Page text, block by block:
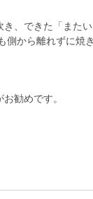
、できた「また
から離れずに焼
勧めです。